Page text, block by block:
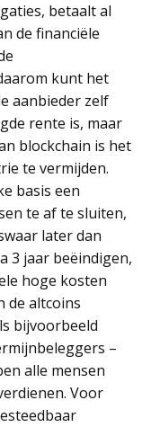
betaalt al
de financiële
kunt het
aanbieder zelf
rente is, maar
blockchain is het
te vermijden.
basis een
te af te sluiten,
later dan
3 jaar beëindigen,
hoge kosten
de altcoins
bijvoorbeeld
–
alle mensen
Voor